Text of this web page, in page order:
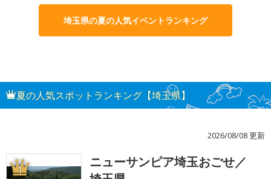
埼玉県の夏の人気イベントランキング
夏の人気スポットランキング【埼玉県】
2026/08/08 更新
1
ニューサンピア埼玉おごせ／